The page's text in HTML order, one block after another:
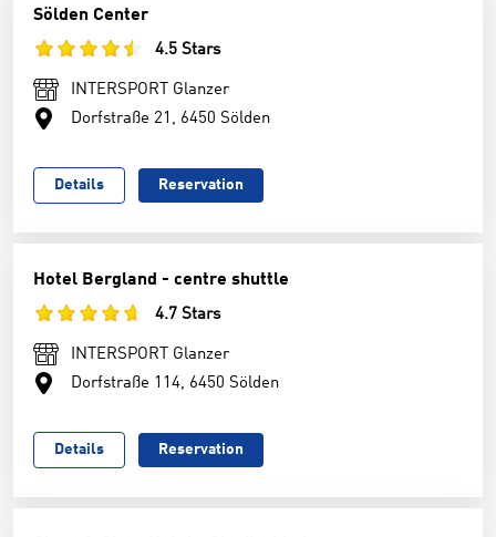
Sölden Center
4.5 Stars
INTERSPORT Glanzer
Dorfstraße 21, 6450 Sölden
Details Reservation
Hotel Bergland - centre shuttle
4.7 Stars
INTERSPORT Glanzer
Dorfstraße 114, 6450 Sölden
Details Reservation